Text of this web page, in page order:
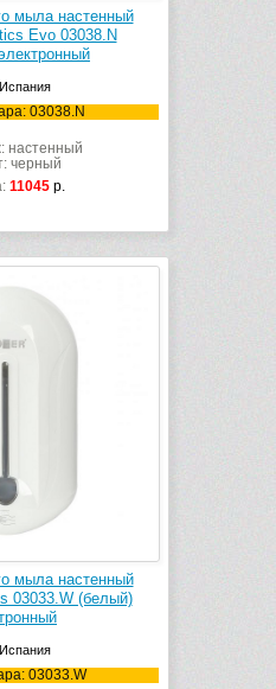
мыла настенный
Evo 03038.N
Испания
03038.N
настенный
черный
11045р.
мыла настенный
03033.W (белый)
Испания
03033.W